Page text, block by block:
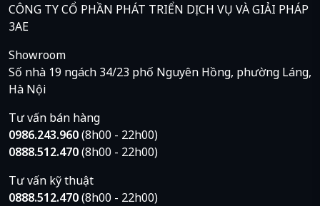
CÔNG TY CỔ PHẦN PHÁT TRIỂN DỊCH VỤ VÀ GIẢI PHÁP
3AE
Showroom
Số nhà 19 ngách 34/23 phố Nguyên Hồng, phường Láng,
Hà Nội
Tư vấn bán hàng
0986.243.960(8h00 - 22h00)
0888.512.470(8h00 - 22h00)
Tư vấn kỹ thuật
0888.512.470(8h00 - 22h00)